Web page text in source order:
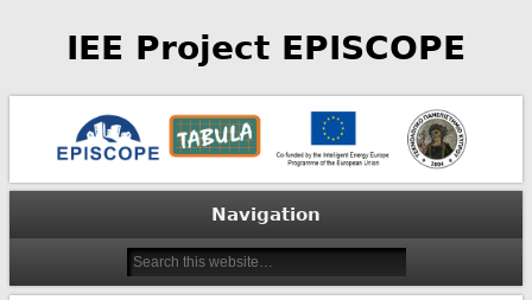
IEE Project EPISCOPE
Navigation